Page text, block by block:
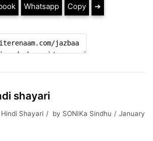
Whatsapp Copy ➔
shayari
Shayari by SONIKa Sindhu
January